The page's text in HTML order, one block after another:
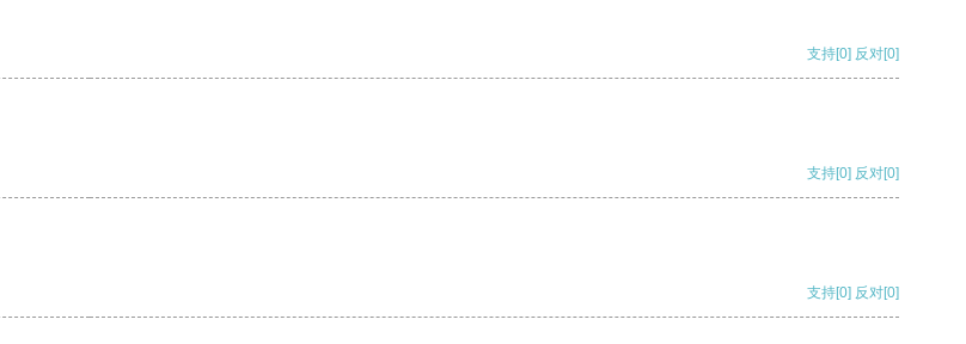
支持[0] 反对[0]
支持[0] 反对[0]
支持[0] 反对[0]